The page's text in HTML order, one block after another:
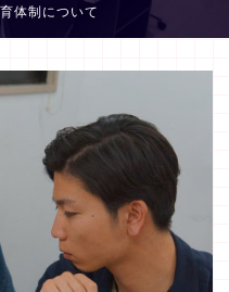
体制について